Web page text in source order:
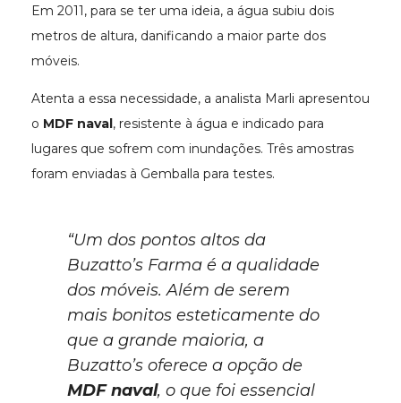
Em 2011, para se ter uma ideia, a água subiu dois
metros de altura, danificando a maior parte dos
móveis.
Atenta a essa necessidade, a analista Marli apresentou
o MDF naval, resistente à água e indicado para
lugares que sofrem com inundações. Três amostras
foram enviadas à Gemballa para testes.
“Um dos pontos altos da
Buzatto’s Farma é a qualidade
dos móveis. Além de serem
mais bonitos esteticamente do
que a grande maioria, a
Buzatto’s oferece a opção de
MDF naval, o que foi essencial